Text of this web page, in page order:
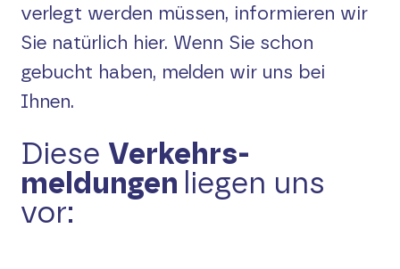
Touren-Tipps
Kontakt
English
verlegt werden müssen, informieren wir
Sie natürlich hier. Wenn Sie schon
gebucht haben, melden wir uns bei
Ihnen.
Diese Verkehrs­
meldungen liegen uns
vor: